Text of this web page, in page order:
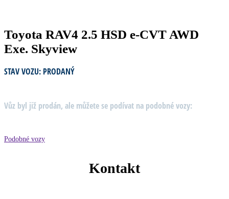
Toyota RAV4 2.5 HSD e-CVT AWD
Exe. Skyview
STAV VOZU: PRODANÝ
Vůz byl již prodán, ale můžete se podívat na podobné vozy:
Podobné vozy
Kontakt